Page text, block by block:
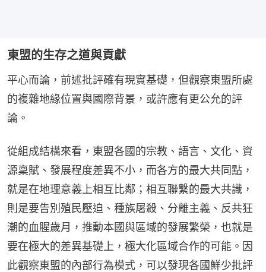
東盟的生存之道與貢獻
平心而論，前述批評確有現實基礎，但觀察東盟所處
的複雜地緣位置與國際背景，或許應有更公允的評
論。
從組成結構來看，東盟各國的宗教、語言、文化、資
源稟賦、發展程度差異不小，而各方的最大共同點，
就是在地理意義上相互比鄰；相互聯繫的最大共識，
則是要告別殖民壓迫、種族屠殺、分離主義、反共狂
潮的血腥歲月，推動本國與區域的發展繁榮，也就是
要在極大的差異基礎上，極大化區域合作的可能。因
此觀察東盟的內部行為模式，可以發現各國鮮少批評